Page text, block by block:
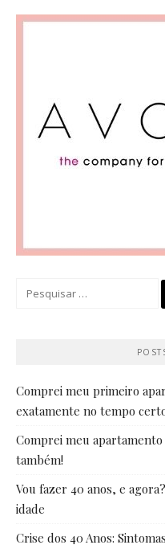
Comprei meu primeiro
exatamente no tempo
Comprei meu
também!
Vou fazer 40 anos, e
idade
Crise dos 40 Anos: